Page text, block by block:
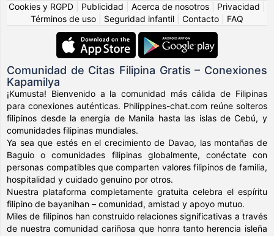
Cookies y RGPD
Publicidad Acerca de nosotros Privacidad
Términos de uso
Seguridad infantil Contacto FAQ
Comunidad de Citas Filipina Gratis – Conexiones
Kapamilya
¡Kumusta! Bienvenido a la comunidad más cálida de Filipinas
para conexiones auténticas. Philippines-chat.com reúne solteros
filipinos desde la energía de Manila hasta las islas de Cebú, y
comunidades filipinas mundiales.
Ya sea que estés en el crecimiento de Davao, las montañas de
Baguio o comunidades filipinas globalmente, conéctate con
personas compatibles que comparten valores filipinos de familia,
hospitalidad y cuidado genuino por otros.
Nuestra plataforma completamente gratuita celebra el espíritu
filipino de bayanihan – comunidad, amistad y apoyo mutuo.
Miles de filipinos han construido relaciones significativas a través
de nuestra comunidad cariñosa que honra tanto herencia isleña